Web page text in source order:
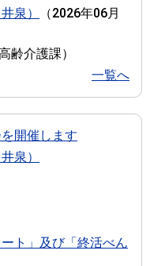
泉）
（2026年06月
齢介護課）
一覧へ
開催します
泉）
ト」及び「終活べん